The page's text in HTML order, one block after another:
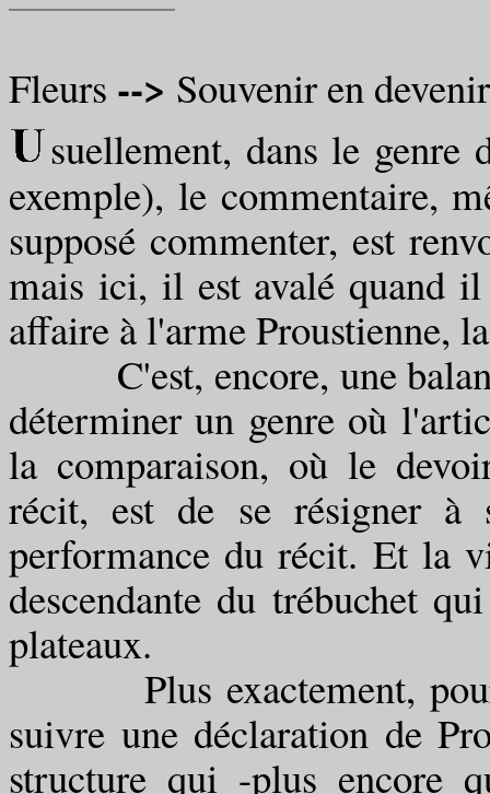
Fleurs --> Souvenir en devenir
suellement, dans le genre
exemple), le commentaire,
supposé commenter, est
mais ici, il est avalé quand il
affaire à l'arme Proustienne,
C'est, encore, une
déterminer un genre où
la comparaison, où le
récit, est de se résigner à
performance du récit. Et la
descendante du trébuchet
plateaux.
Plus exactement, pour
suivre une déclaration de
structure qui -plus encore